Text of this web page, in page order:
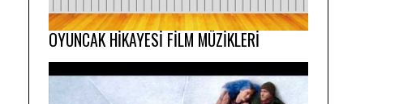
OYUNCAK HİKAYESİ FİLM MÜZİKLERİ